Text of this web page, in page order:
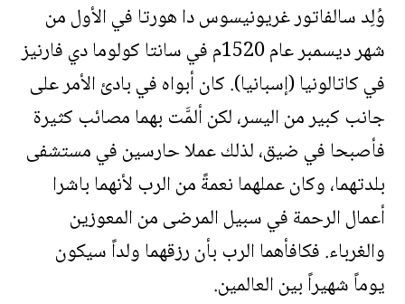
وُلِد سالفاتور غريونيسوس دا هورتا في الأول من
شهر ديسمبر عام 1520م في سانتا كولوما دي فارنيز
في كاتالونيا (إسبانيا). كان أبواه في بادئ الأمر على
جانب كبير من اليسر، لكن ألمَّت بهما مصائب كثيرة
فأصبحا في ضيق، لذلك عملا حارسين في مستشفى
بلدتهما، وكان عملهما نعمةً من الرب لأنهما باشرا
أعمال الرحمة في سبيل المرضى من المعوزين
والغرباء. فكافأهما الرب بأن رزقهما ولداً سيكون
يوماً شهيراً بين العالمين.